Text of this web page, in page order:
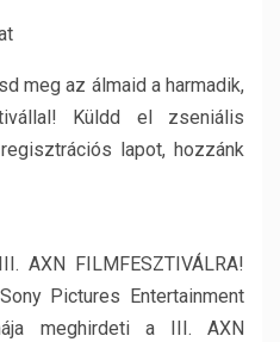
meg az álmaid a harmadik,
Küldd el zseniális
lapot, hozzánk
AXN FILMFESZTIVÁLRA!
Pictures Entertainment
meghirdeti a III. AXN